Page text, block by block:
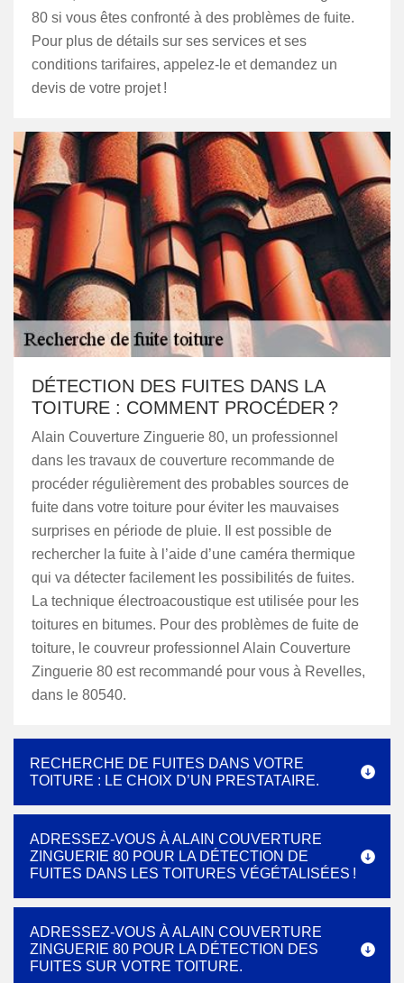
80 si vous êtes confronté à des problèmes de fuite.
Pour plus de détails sur ses services et ses
conditions tarifaires, appelez-le et demandez un
devis de votre projet !
DÉTECTION DES FUITES DANS LA
TOITURE : COMMENT PROCÉDER ?
Alain Couverture Zinguerie 80, un professionnel
dans les travaux de couverture recommande de
procéder régulièrement des probables sources de
fuite dans votre toiture pour éviter les mauvaises
surprises en période de pluie. Il est possible de
rechercher la fuite à l’aide d’une caméra thermique
qui va détecter facilement les possibilités de fuites.
La technique électroacoustique est utilisée pour les
toitures en bitumes. Pour des problèmes de fuite de
toiture, le couvreur professionnel Alain Couverture
Zinguerie 80 est recommandé pour vous à Revelles,
dans le 80540.
RECHERCHE DE FUITES DANS VOTRE
TOITURE : LE CHOIX D’UN PRESTATAIRE.
ADRESSEZ-VOUS À ALAIN COUVERTURE
ZINGUERIE 80 POUR LA DÉTECTION DE
FUITES DANS LES TOITURES VÉGÉTALISÉES !
ADRESSEZ-VOUS À ALAIN COUVERTURE
ZINGUERIE 80 POUR LA DÉTECTION DES
FUITES SUR VOTRE TOITURE.